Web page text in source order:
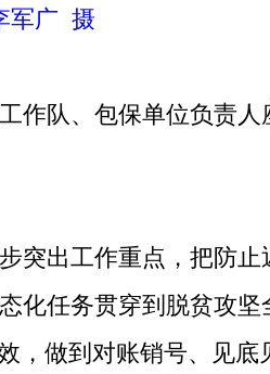
军广 摄
队、包保单位负责人
出工作重点，把防止
化任务贯穿到脱贫攻坚
，做到对账销号、见底